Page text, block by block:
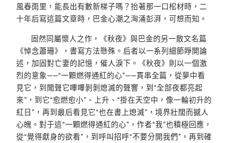
風春雨里，能長出有數新梯子嗎？抬著那一口棺材時，二
十年后寫這篇文章時，巴金心潮之洶涌彭湃，可想而知。
固然同屬懷人之作，《秋夜》與巴金的另一散文名篇
《悼念蕭珊》，書寫方法懸殊。后者以一系列細節睜開論
述，加固對亡妻的記憶，催人淚下。《秋夜》則以一個激
烈的意象——“一顆燃得通紅的心”——貫串全篇，從夢中看
見它，到聞聲它嗶嗶剝剝熄滅的聲響，到“全部夜都亮起
來”，到它“愈燃愈小”、上升、“掛在天空中，像一輪初升的
紅日”，再到最后看見它“也在書上熄滅”，境界壯闊而撼人
心魄。對于這“一顆燃得通紅的心”，作者“我”也積極回應，
從“覺得獻身的欲看”，到呼叫招呼“不要分開我們”，再到確